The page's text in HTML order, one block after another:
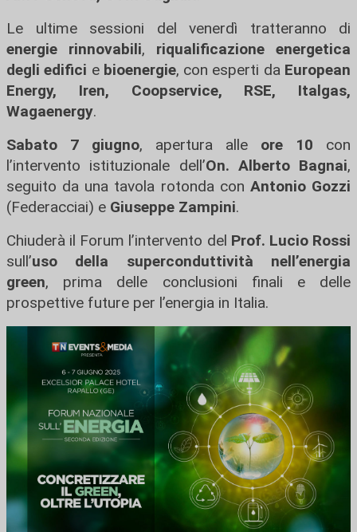
Le ultime sessioni del venerdì tratteranno di
energie rinnovabili, riqualificazione energetica
degli edifici e bioenergie, con esperti da European
Energy, Iren, Coopservice, RSE, Italgas,
Wagaenergy.
Sabato 7 giugno, apertura alle ore 10 con
l’intervento istituzionale dell’On. Alberto Bagnai,
seguito da una tavola rotonda con Antonio Gozzi
(Federacciai) e Giuseppe Zampini.
Chiuderà il Forum l’intervento del Prof. Lucio Rossi
sull’uso della superconduttività nell’energia
green, prima delle conclusioni finali e delle
prospettive future per l’energia in Italia.